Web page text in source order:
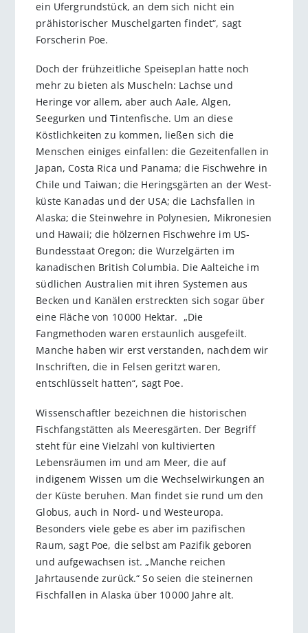
ein Ufergrundstück, an dem sich nicht ein
prähistorischer Muschelgarten findet“, sagt
Forscherin Poe.
Doch der frühzeitliche Speiseplan hatte noch
mehr zu bieten als Muscheln: Lachse und
Heringe vor allem, aber auch Aale, Algen,
Seegurken und Tintenfische. Um an diese
Köstlichkeiten zu kommen, ließen sich die
Menschen einiges einfallen: die Gezeitenfallen in
Japan, Costa Rica und Panama; die Fischwehre in
Chile und Taiwan; die Heringsgärten an der West­
küste Kanadas und der USA; die Lachsfallen in
Alaska; die Steinwehre in Polynesien, Mikronesien
und Hawaii; die hölzernen Fischwehre im US-
Bundesstaat Oregon; die Wurzelgärten im
kanadischen British Columbia. Die Aalteiche im
südlichen Australien mit ihren Systemen aus
Becken und Kanälen erstreckten sich sogar über
eine Fläche von 10 000 Hektar. „Die
Fangmethoden waren erstaunlich ausgefeilt.
Manche haben wir erst verstanden, nachdem wir
Inschriften, die in Felsen geritzt waren,
entschlüsselt hatten“, sagt Poe.
Wissenschaftler bezeichnen die historischen
Fischfangstätten als Meeresgärten. Der Begriff
steht für eine Vielzahl von kultivierten
Lebensräumen im und am Meer, die auf
indigenem Wissen um die Wechselwirkungen an
der Küste be­ruhen. Man findet sie rund um den
Globus, auch in Nord- und Westeuropa.
Besonders viele gebe es aber im pazifischen
Raum, sagt Poe, die selbst am Pazifik geboren
und aufgewachsen ist. „Manche reichen
Jahrtausende zurück.“ So seien die steinernen
Fischfallen in Alaska über 10 000 Jahre alt.